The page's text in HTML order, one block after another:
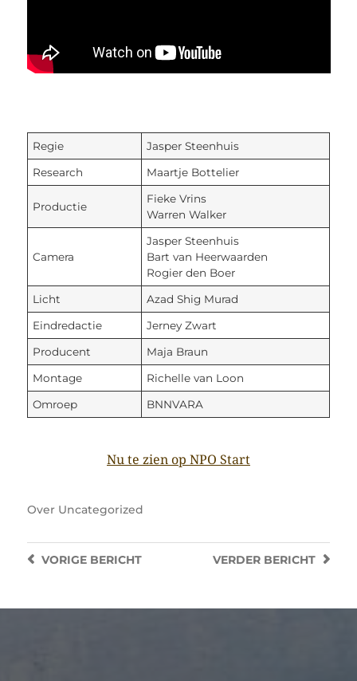
Regie Jasper Steenhuis
Research Maartje Bottelier
Productie
Fieke Vrins
Warren Walker
Camera
Jasper Steenhuis
Bart van Heerwaarden
Rogier den Boer
Licht Azad Shig Murad
Eindredactie Jerney Zwart
Producent Maja Braun
Montage Richelle van Loon
Omroep BNNVARA
Nu te zien op NPO Start
Over Uncategorized
VERDER BERICHT
VORIGEBERICHT